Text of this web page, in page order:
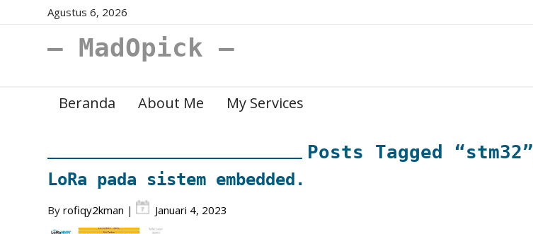
Agustus 6, 2026
– MadOpick –
Beranda About Me My Services
Posts Tagged “stm32”
LoRa pada sistem embedded.
Byrofiqy2kman | Januari 4, 2023